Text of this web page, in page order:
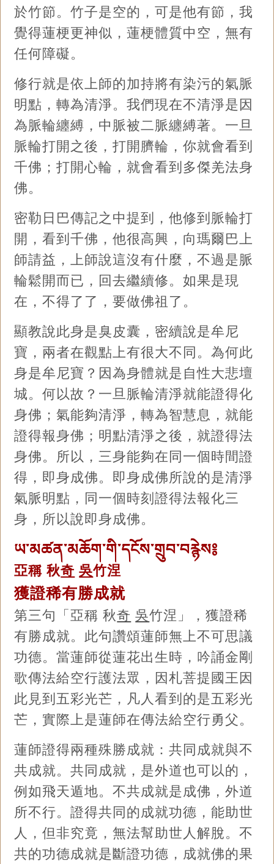
於竹節。竹子是空的，可是他有節，我
覺得蓮梗更神似，蓮梗體質中空，無有
任何障礙。
修行就是依上師的加持將有染污的氣脈
明點，轉為清淨。我們現在不清淨是因
為脈輪纏縛，中脈被二脈纏縛著。一旦
脈輪打開之後，打開臍輪，你就會看到
千佛；打開心輪，就會看到多傑羌法身
佛。
密勒日巴傳記之中提到，他修到脈輪打
開，看到千佛，他很高興，向瑪爾巴上
師請益，上師說這沒有什麼，不過是脈
輪鬆開而已，回去繼續修。如果是現
在，不得了了，要做佛祖了。
顯教說此身是臭皮囊，密續說是牟尼
寶，兩者在觀點上有很大不同。為何此
身是牟尼寶？因為身體就是自性大悲壇
城。何以故？一旦脈輪清淨就能證得化
身佛；氣能夠清淨，轉為智慧息，就能
證得報身佛；明點清淨之後，就證得法
身佛。所以，三身能夠在同一個時間證
得，即身成佛。即身成佛所說的是清淨
氣脈明點，同一個時刻證得法報化三
身，所以說即身成佛。
ཡ་མཚན་མཆོག་གི་དངོས་གྲུབ་བརྙེས༔
亞稱 秋奇 吳竹涅
獲證稀有勝成就
第三句「亞稱 秋奇 吳竹涅」，獲證稀
有勝成就。此句讚頌蓮師無上不可思議
功德。當蓮師從蓮花出生時，吟誦金剛
歌傳法給空行護法眾，因札菩提國王因
此見到五彩光芒，凡人看到的是五彩光
芒，實際上是蓮師在傳法給空行勇父。
蓮師證得兩種殊勝成就：共同成就與不
共成就。共同成就，是外道也可以的，
例如飛天遁地。不共成就是成佛，外道
所不行。證得共同的成就功德，能助世
人，但非究竟，無法幫助世人解脫。不
共的功德成就是斷證功德，成就佛的果